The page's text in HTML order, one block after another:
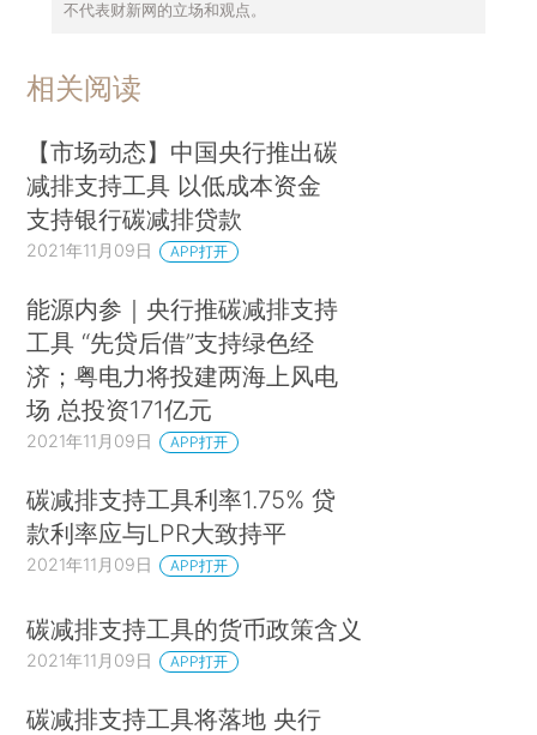
不代表财新网的立场和观点。
相关阅读
【市场动态】中国央行推出碳
减排支持工具 以低成本资金
支持银行碳减排贷款
2021年11月09日 APP打开
能源内参｜央行推碳减排支持
工具 “先贷后借”支持绿色经
济；粤电力将投建两海上风电
场 总投资171亿元
2021年11月09日 APP打开
碳减排支持工具利率1.75% 贷
款利率应与LPR大致持平
2021年11月09日 APP打开
碳减排支持工具的货币政策含义
2021年11月09日 APP打开
碳减排支持工具将落地 央行